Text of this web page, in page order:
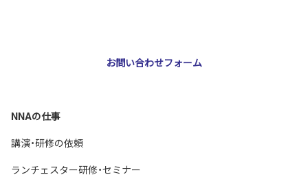
お問い合わせフォーム
NNAの仕事
講演・研修の依頼
ランチェスター研修・セミナー